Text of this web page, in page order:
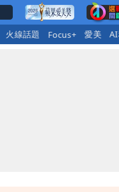
火線話題 Focus+ 愛美